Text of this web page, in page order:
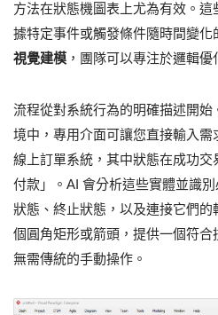
方法在狀態機圖表上尤為有效。
據特定事件或觸發條件隨時間變化
視覺建模 ，團隊可以專注於邏輯優
流程從對系統行為的明確描述開始
境中，專用介面可讓您直接輸入需
線上訂單系統，其中狀態在成功
付款」。AI 會分析這些實體並識
狀態、終止狀態，以及連接它們
個圓角矩形或箭頭，提供一個符合
無需傳統的手動操作。